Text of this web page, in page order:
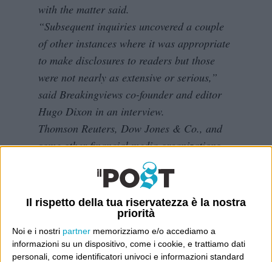
Il rispetto della tua riservatezza è la nostra
priorità
Noi e i nostri partner memorizziamo e/o accediamo a
informazioni su un dispositivo, come i cookie, e trattiamo dati
personali, come identificatori univoci e informazioni standard
with the matter said.
“Subsequent inquiries uncovered a couple
of other instances where it was appropriate
to make disclosures to readers but those
were not nearly as extensive or serious,”
said Breakingviews co-founder and editor
Hugo Dixon in an interview.
Thomson Reuters, Dow Jones & Co., and
some other financial media organizations
have codes of conduct that restrict
employees’ investment and trading activities
to avoid accusations of conflict of interest.
Dove sei?